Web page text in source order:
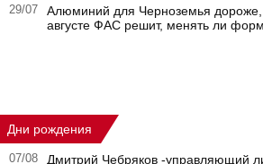
29/07
Алюминий для Черноземья
августе ФАС решит, менять ли
Дни рождения
07/08
Дмитрий Чебряков -управляющий